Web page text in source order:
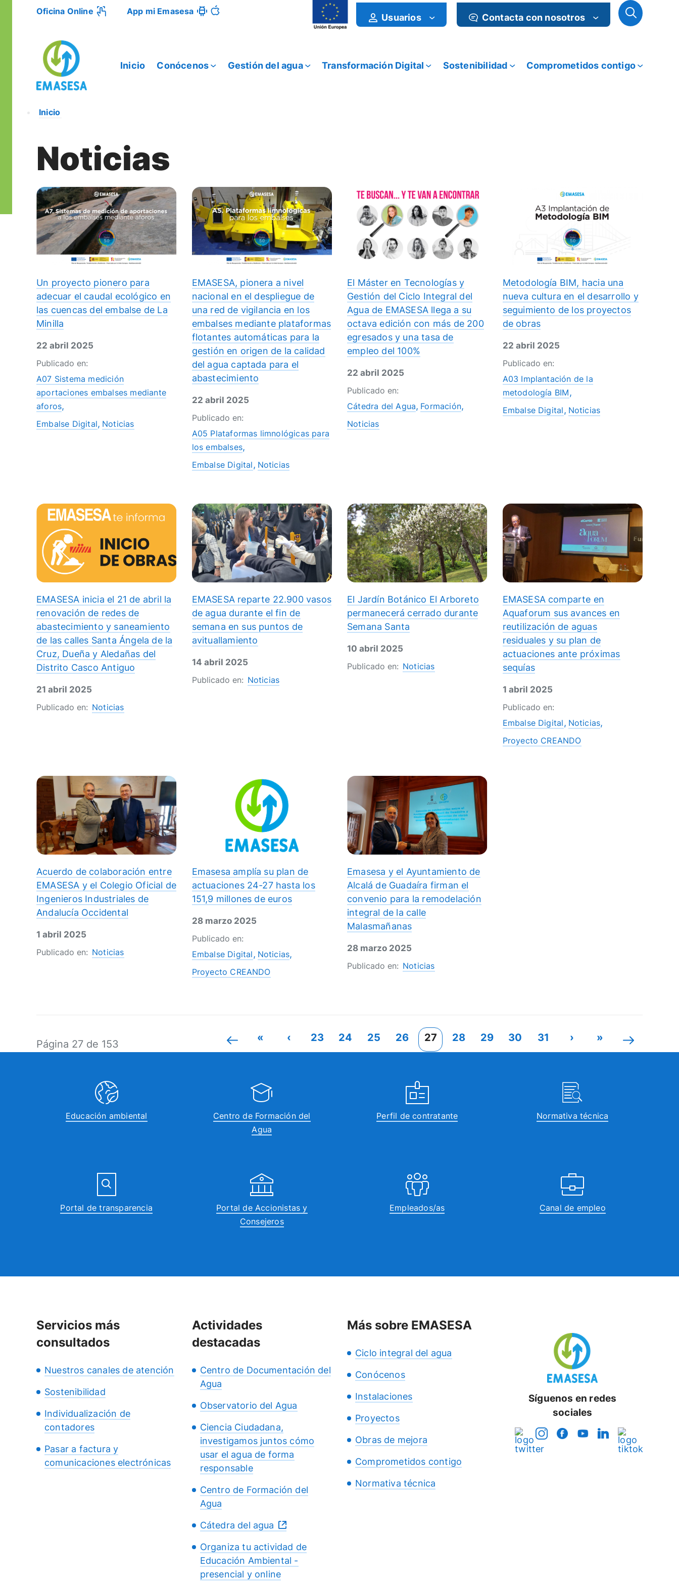
Oficina Online App mi Emasesa
Usuarios Contacta con nosotros
Inicio Conócenos Gestión del agua Transformación Digital Sostenibilidad Comprometidos contigo
Inicio
Noticias
Un proyecto pionero para
adecuar el caudal ecológico en
las cuencas del embalse de La
Minilla
22 abril 2025
Publicado en:
A07 Sistema medición
aportaciones embalses mediante
aforos
Embalse Digital Noticias
EMASESA, pionera a nivel
nacional en el despliegue de
una red de vigilancia en los
embalses mediante plataformas
flotantes automáticas para la
gestión en origen de la calidad
del agua captada para el
abastecimiento
22 abril 2025
Publicado en:
A05 Plataformas limnológicas para
los embalses
Embalse Digital Noticias
El Máster en Tecnologías y
Gestión del Ciclo Integral del
Agua de EMASESA llega a su
octava edición con más de 200
egresados y una tasa de
empleo del 100%
22 abril 2025
Publicado en:
Cátedra del Agua Formación
Noticias
Metodología BIM, hacia una
nueva cultura en el desarrollo y
seguimiento de los proyectos
de obras
22 abril 2025
Publicado en:
A03 Implantación de la
metodología BIM
Embalse Digital Noticias
EMASESA inicia el 21 de abril la
renovación de redes de
abastecimiento y saneamiento
de las calles Santa Ángela de la
Cruz, Dueña y Aledañas del
Distrito Casco Antiguo
21 abril 2025
Publicado en: Noticias
EMASESA reparte 22.900 vasos
de agua durante el fin de
semana en sus puntos de
avituallamiento
14 abril 2025
Publicado en: Noticias
El Jardín Botánico El Arboreto
permanecerá cerrado durante
Semana Santa
10 abril 2025
Publicado en: Noticias
EMASESA comparte en
Aquaforum sus avances en
reutilización de aguas
residuales y su plan de
actuaciones ante próximas
sequías
1 abril 2025
Publicado en:
Embalse Digital Noticias
Proyecto CREANDO
Acuerdo de colaboración entre
EMASESA y el Colegio Oficial de
Ingenieros Industriales de
Andalucía Occidental
1 abril 2025
Publicado en: Noticias
Emasesa amplía su plan de
actuaciones 24-27 hasta los
151,9 millones de euros
28 marzo 2025
Publicado en:
Embalse Digital Noticias
Proyecto CREANDO
Emasesa y el Ayuntamiento de
Alcalá de Guadaíra firman el
convenio para la remodelación
integral de la calle
Malasmañanas
28 marzo 2025
Publicado en: Noticias
Página 27 de 153
« ‹ 23 24 25 26 27 28 29 30 31 › »
Educación ambiental
Centro de Formación del
Agua
Perfil de contratante Normativa técnica
Portal de transparencia
Portal de Accionistas y
Consejeros
Empleados/as Canal de empleo
Servicios más
consultados
Nuestros canales de atención
Sostenibilidad
Individualización de
contadores
Pasar a factura y
comunicaciones electrónicas
Actividades
destacadas
Centro de Documentación del
Agua
Observatorio del Agua
Ciencia Ciudadana,
investigamos juntos cómo
usar el agua de forma
responsable
Centro de Formación del
Agua
Cátedra del agua
Organiza tu actividad de
Educación Ambiental -
presencial y online
Más sobre EMASESA
Ciclo integral del agua
Conócenos
Instalaciones
Proyectos
Obras de mejora
Comprometidos contigo
Normativa técnica
Síguenos en redes
sociales